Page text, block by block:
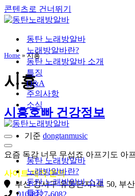
콘텐츠로 건너뛰기
동탄 노래방알바
노래방알바란?
동탄 노래방알바 소개
특징
Q&A
주의사항
소식
내
비
게
이
션
메
내
비
게
이
션
동탄 노래방알바
노래방알바란?
동탄 노래방알바 소개
특징
Home »시흥
시흥
시흥호빠 건강정보
기준 dongtanmusic
요즘 독감 너무 무섭죠 아프기도 아
사이트 제작 문의
부산 강서구 유통단지1로 50, 부
010-8127-6082